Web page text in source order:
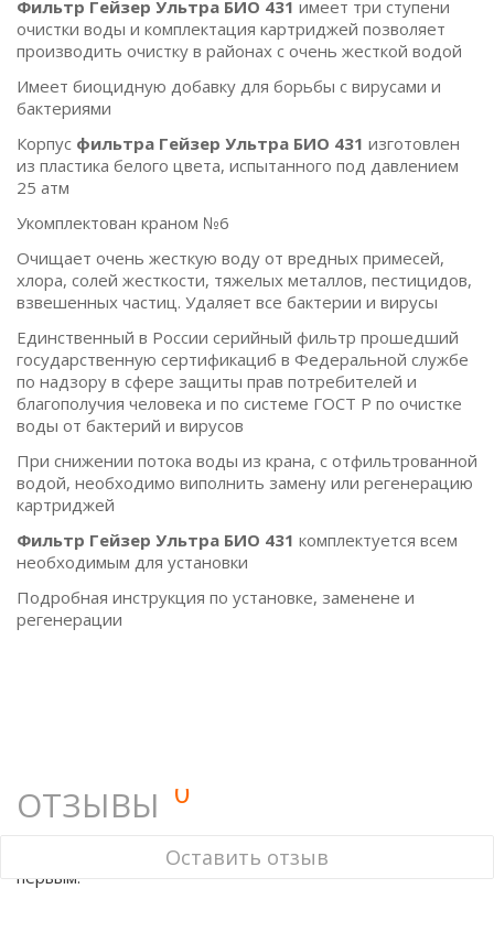
Фильтр Гейзер Ультра БИО 431 имеет три ступени
очистки воды и комплектация картриджей позволяет
производить очистку в районах с очень жесткой водой
Имеет биоцидную добавку для борьбы с вирусами и
бактериями
Корпус фильтра Гейзер Ультра БИО 431 изготовлен
из пластика белого цвета, испытанного под давлением
25 атм
Укомплектован краном №6
Очищает очень жесткую воду от вредных примесей,
хлора, солей жесткости, тяжелых металлов, пестицидов,
взвешенных частиц. Удаляет все бактерии и вирусы
Единственный в России серийный фильтр прошедший
государственную сертификациб в Федеральной службе
по надзору в сфере защиты прав потребителей и
благополучия человека и по системе ГОСТ Р по очистке
воды от бактерий и вирусов
При снижении потока воды из крана, с отфильтрованной
водой, необходимо виполнить замену или регенерацию
картриджей
Фильтр Гейзер Ультра БИО 431 комплектуется всем
необходимым для установки
Подробная инструкция по установке, заменене и
регенерации
ОТЗЫВЫ 0
Оставить отзыв
У этого товара нет ни одного отзыва. Вы можете стать
первым.